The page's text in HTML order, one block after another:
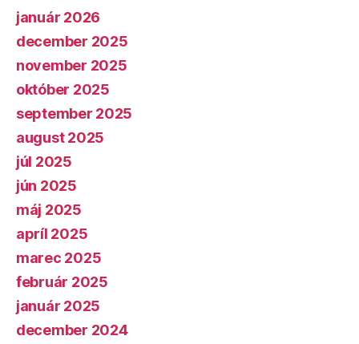
január 2026
december 2025
november 2025
október 2025
september 2025
august 2025
júl 2025
jún 2025
máj 2025
apríl 2025
marec 2025
február 2025
január 2025
december 2024